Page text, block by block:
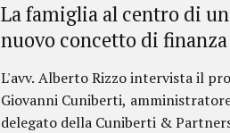
La famiglia al centro di un
nuovo concetto di finanza
L'avv. Alberto Rizzo intervista il
Giovanni Cuniberti,
delegato della Cuniberti &